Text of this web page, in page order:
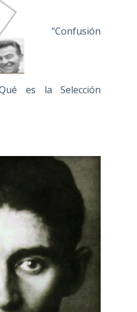
"Confusión
es la Selección